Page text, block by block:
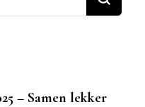
– Samen lekker